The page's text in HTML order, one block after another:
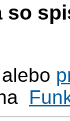
so
alebo